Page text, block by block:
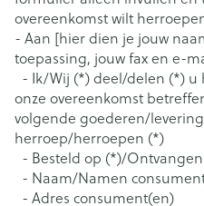
overeenkomst wilt
- Aan [hier dien je jouw
toepassing, jouw fax en e-
- Ik/Wij (*) deel/delen (*)
onze overeenkomst
volgende goederen/
herroep/herroepen (*)
- Besteld op (*)/
- Naam/Namen
- Adres consument(en)